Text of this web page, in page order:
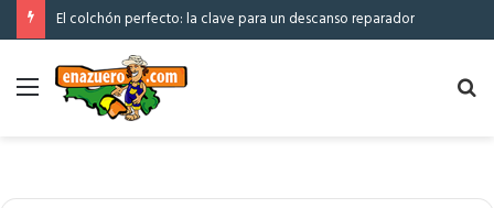
El colchón perfecto: la clave para un descanso reparador
Menú